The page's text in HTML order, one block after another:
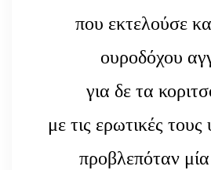
που εκτελούσε
ουροδόχου
για δε τα
με τις ερωτικές
προβλεπόταν μία